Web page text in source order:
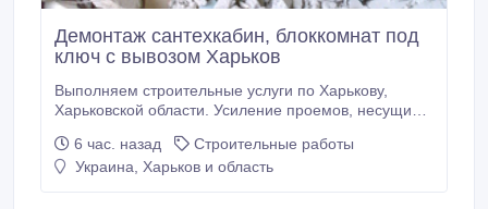
Демонтаж сантехкабин, блоккомнат под
ключ с вывозом Харьков
Выполняем строительные услуги по Харькову,
Харьковской области. Усиление проемов, несущих
перекрытия. Сварочно монтажные работы. Закупка,
доставка металла для усиления проемов.
6 час. назад
Строительные работы
Украина, Харьков и область